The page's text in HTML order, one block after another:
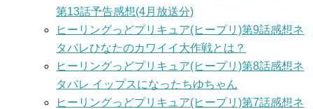
第13話予告感想(4月放送分)
ヒーリングっどプリキュア(ヒープリ)第9話感想ネ
タバレひなたのカワイイ大作戦とは？
ヒーリングっどプリキュア(ヒープリ)第8話感想ネ
タバレ イップスになったちゆちゃん
ヒーリングっどプリキュア(ヒープリ)第7話感想ネ